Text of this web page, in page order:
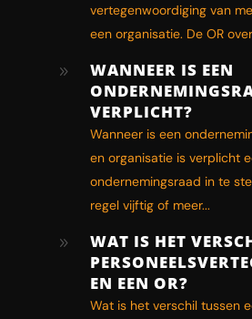
vertegenwoordiging van
een organisatie. De OR
9
WANNEER IS EEN
VERPLICHT?
Wanneer is een
en organisatie is verplicht
ondernemingsraad in te
regel vijftig of meer...
9
WAT IS HET
EN EEN OR?
Wat is het verschil tussen